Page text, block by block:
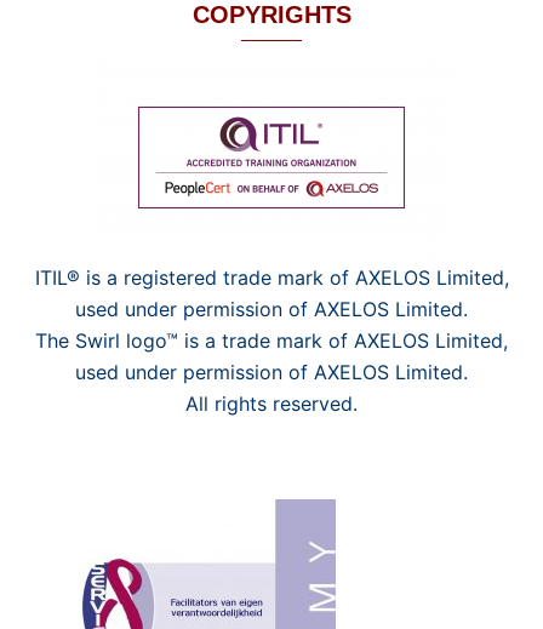
COPYRIGHTS
ITIL® is a registered trade mark of AXELOS Limited,
used under permission of AXELOS Limited.
The Swirl logo™ is a trade mark of AXELOS Limited,
used under permission of AXELOS Limited.
All rights reserved.